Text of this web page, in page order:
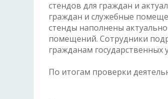
стендов для граждан и
граждан и служебные
стенды наполнены
помещений. Сотрудники
гражданам государственных
По итогам проверки